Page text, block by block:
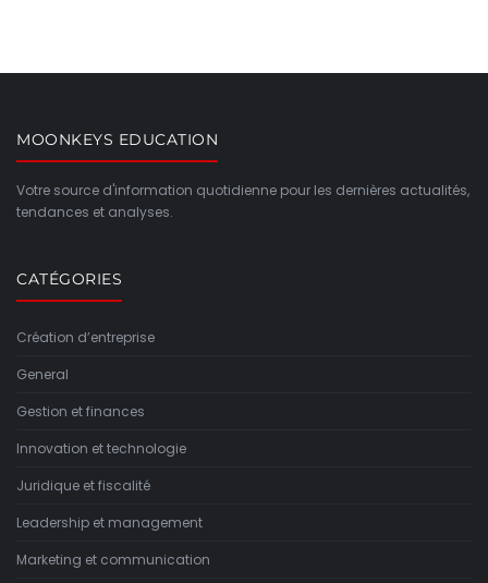
MOONKEYS EDUCATION
Votre source d'information quotidienne pour les dernières actualités,
tendances et analyses.
CATÉGORIES
Création d’entreprise
General
Gestion et finances
Innovation et technologie
Juridique et fiscalité
Leadership et management
Marketing et communication